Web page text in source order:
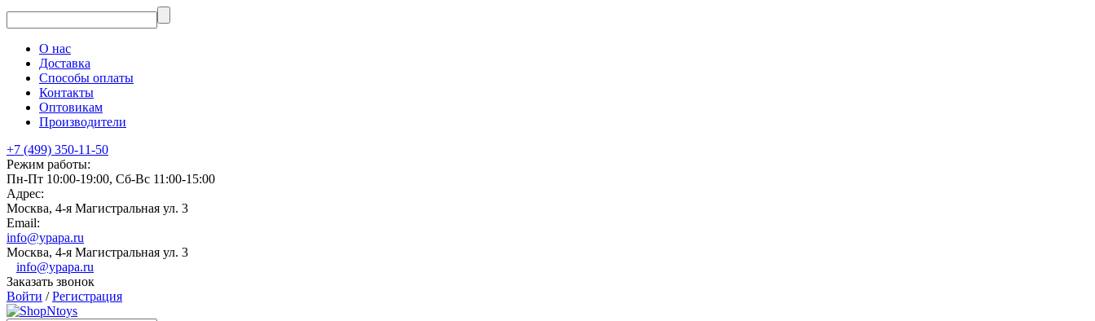
О нас
Доставка
Способы оплаты
Контакты
Оптовикам
Производители
+7 (499) 350-11-50
Режим работы:
Пн-Пт 10:00-19:00, Сб-Вс 11:00-15:00
Адрес:
Москва, 4-я Магистральная ул. 3
Email:
info@ypapa.ru
Москва, 4-я Магистральная ул. 3
info@ypapa.ru
Заказать звонок
Войти /Регистрация